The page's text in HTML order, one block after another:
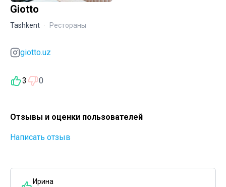
Giotto
Tashkent · Рестораны
giotto.uz
3 0
Отзывы и оценки пользователей
Написать отзыв
Ирина